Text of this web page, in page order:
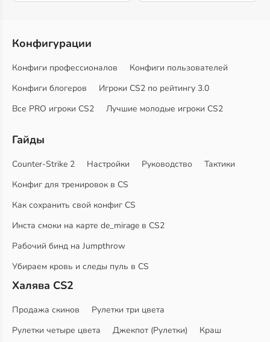
Конфигурации
Конфиги профессионалов
Конфиги пользователей
Конфиги блогеров
Игроки CS2 по рейтингу 3.0
Все PRO игроки CS2
Лучшие молодые игроки CS2
Гайды
Counter-Strike 2 Настройки Руководство
Тактики
Конфиг для тренировок в CS
Как сохранить свой конфиг CS
Инста смоки на карте de_mirage в CS2
Рабочий бинд на Jumpthrow
Убираем кровь и следы пуль в CS
Халява CS2
Продажа скинов
Рулетки три цвета
Рулетки четыре цвета
Джекпот (Рулетки)
Краш